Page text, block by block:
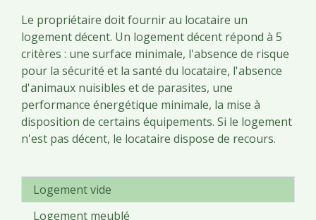
Le propriétaire doit fournir au locataire un
logement décent. Un logement décent répond à 5
critères : une surface minimale, l'absence de risque
pour la sécurité et la santé du locataire, l'absence
d'animaux nuisibles et de parasites, une
performance énergétique minimale, la mise à
disposition de certains équipements. Si le logement
n'est pas décent, le locataire dispose de recours.
Logement vide
Logement meublé